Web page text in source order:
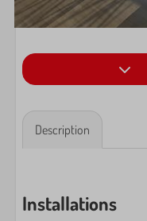
Description
Installations